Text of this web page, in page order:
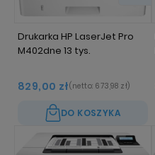
Drukarka HP LaserJet Pro
M402dne 13 tys.
829,00 zł(netto: 673,98 zł)
DO KOSZYKA